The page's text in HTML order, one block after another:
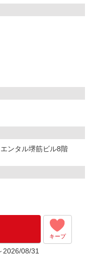
話でご連絡します。
接・事務所面接と選べま
す！
ンタル堺筋ビル8階
キープ
2026/08/31